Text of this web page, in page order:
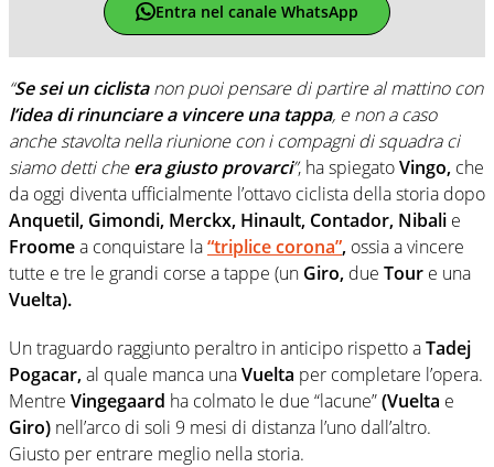
Entra nel canale WhatsApp
“Se sei un ciclistanon puoi pensare di partire al mattino con
l’idea di rinunciare a vincere una tappa, e non a caso
anche stavolta nella riunione con i compagni di squadra ci
siamo detti cheera giusto provarci”, ha spiegatoVingo, che
da oggi diventa ufficialmente l’ottavo ciclista della storia dopo
Anquetil, Gimondi, Merckx, Hinault, Contador, Nibali e
Froomea conquistare la“triplice corona”, ossia a vincere
tutte e tre le grandi corse a tappe (un Giro, due Tour e una
Vuelta).
Un traguardo raggiunto peraltro in anticipo rispetto aTadej
Pogacar,al quale manca unaVuelta per completare l’opera.
Mentre Vingegaard ha colmato le due “lacune”(Vuelta e
Giro) nell’arco di soli 9 mesi di distanza l’uno dall’altro.
Giusto per entrare meglio nella storia.